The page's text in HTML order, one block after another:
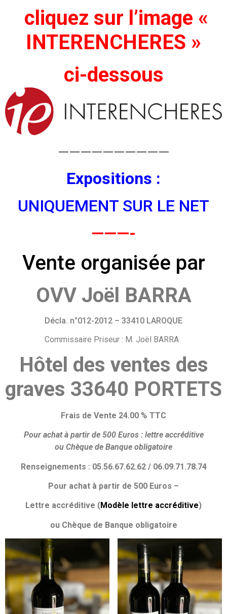
cliquez sur l’image «
INTERENCHERES »
ci-dessous
——————————
Expositions :
UNIQUEMENT SUR LE NET
———-
Vente organisée par
OVV Joël BARRA
Décla. n°012-2012 – 33410 LAROQUE
Commissaire Priseur : M. Joël BARRA
Hôtel des ventes des
graves 33640 PORTETS
Frais de Vente 24.00 % TTC
Pour achat à partir de 500 Euros : lettre accréditive
ou Chèque de Banque obligatoire
Renseignements : 05.56.67.62.62 / 06.09.71.78.74
Pour achat à partir de 500 Euros –
Lettre accréditive (Modèle lettre accréditive)
ou Chèque de Banque obligatoire